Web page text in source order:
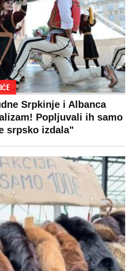
trpezu ove godine treba
novca: Nečija cela
20 gostiju
SPORT
Fudbal
Košarka
Tenis
Ostali sportovi
Navijači
Showtime
VIRALNO
Bizar
Svaštara
Tiktok